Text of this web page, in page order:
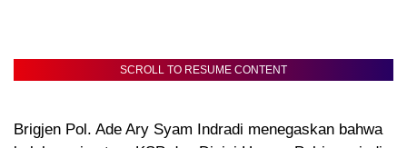
SCROLL TO RESUME CONTENT
Brigjen Pol. Ade Ary Syam Indradi menegaskan bahwa